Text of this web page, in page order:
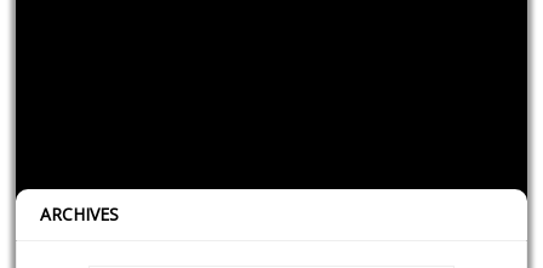
ARCHIVES